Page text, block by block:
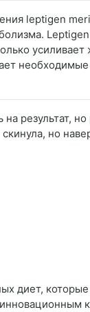
leptigen
результат,
скинула, но
диет,